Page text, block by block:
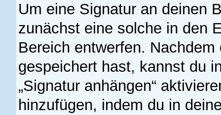
Um eine Signatur an deinen
zunächst eine solche in den
Bereich entwerfen.
gespeichert hast, kannst du
„Signatur anhängen“
hinzufügen, indem du in